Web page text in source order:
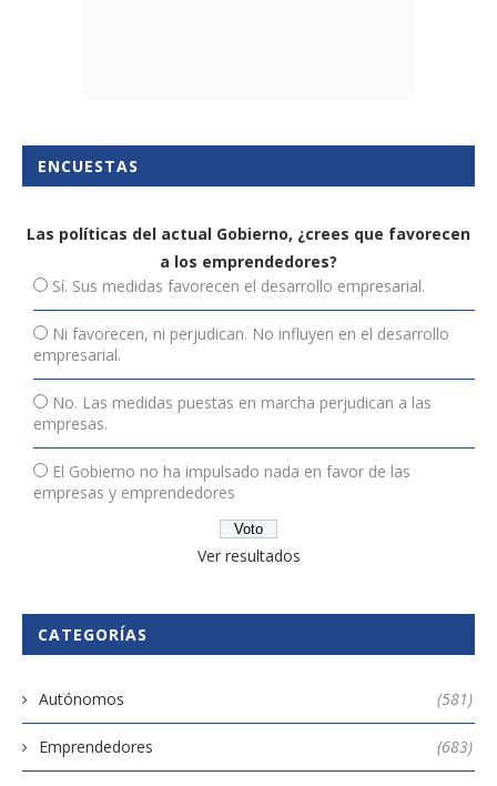
ENCUESTAS
Las políticas del actual Gobierno, ¿crees que favorecen
a los emprendedores?
Sí. Sus medidas favorecen el desarrollo empresarial.
Ni favorecen, ni perjudican. No influyen en el desarrollo
empresarial.
No. Las medidas puestas en marcha perjudican a las
empresas.
El Gobierno no ha impulsado nada en favor de las
empresas y emprendedores
Ver resultados
CATEGORÍAS
Autónomos (581)
Emprendedores (683)